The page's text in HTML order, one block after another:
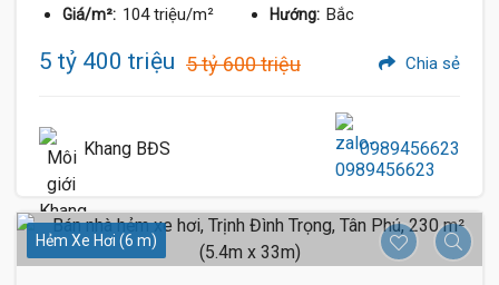
Giá/m²: 104 triệu/m² Hướng: Bắc
5 tỷ 400 triệu 5 tỷ 600 triệu Chia sẻ
Khang BĐS 0989456623
Hẻm Xe Hơi (6 m)